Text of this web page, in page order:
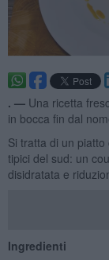
. — Una ricetta
in bocca fin dal
Si tratta di un
tipici del sud: un
disidratata e
Ingredienti